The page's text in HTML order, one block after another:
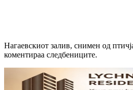
Нагаевскиот залив, снимен од
коментираа следбениците.